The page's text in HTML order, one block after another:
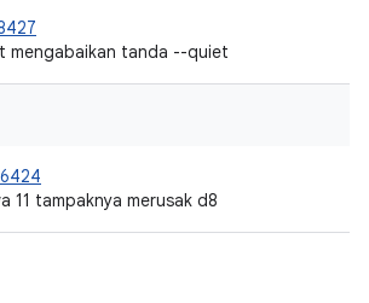
mengabaikan tanda --quiet
11 tampaknya merusak d8